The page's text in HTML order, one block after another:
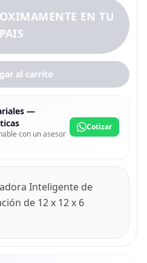
EN TU
PAIS
al carrito
—
con un asesor
Cotizar
Inteligente de
de 12 x 12 x 6